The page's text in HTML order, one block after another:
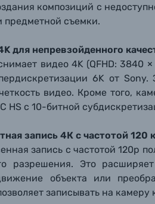
композиций с
предметной съемки.
для непревзойденного
видео 4K (QFHD: 3840
6K от
видео. Кроме того,
HS с 10-битной
запись 4К с частотой 120
запись с частотой 120p
разрешения. Это
объекта или
записывать на